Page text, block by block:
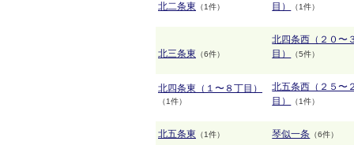
北二条東 （1件）
目）
（1件）
北三条東 （6件）
北四条西（２０〜
目）
（5件）
北四条東（１〜８丁目）
（1件）
北五条西（２５〜
目）
（1件）
北五条東 （1件） 琴似一条 （6件）